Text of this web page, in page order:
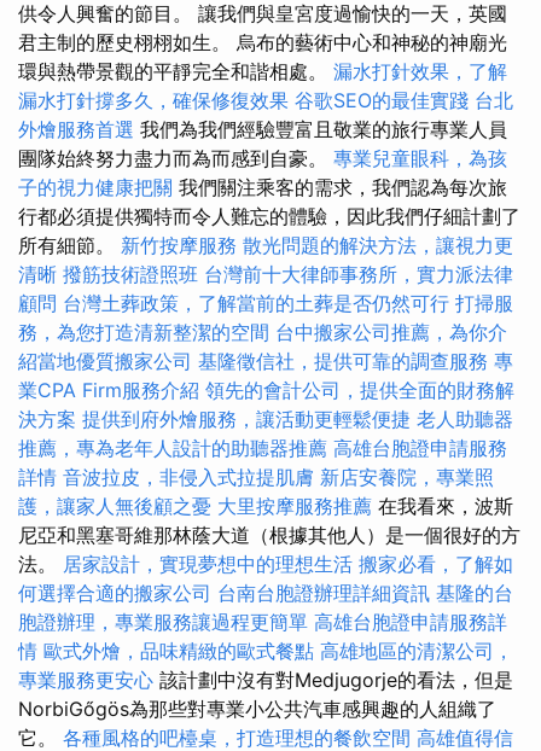
供令人興奮的節目。 讓我們與皇宮度過愉快的一天，英國
君主制的歷史栩栩如生。 烏布的藝術中心和神秘的神廟光
環與熱帶景觀的平靜完全和諧相處。 漏水打針效果，了解
漏水打針撐多久，確保修復效果 谷歌SEO的最佳實踐 台北
外燴服務首選 我們為我們經驗豐富且敬業的旅行專業人員
團隊始終努力盡力而為而感到自豪。 專業兒童眼科，為孩
子的視力健康把關 我們關注乘客的需求，我們認為每次旅
行都必須提供獨特而令人難忘的體驗，因此我們仔細計劃了
所有細節。 新竹按摩服務 散光問題的解決方法，讓視力更
清晰 撥筋技術證照班 台灣前十大律師事務所，實力派法律
顧問 台灣土葬政策，了解當前的土葬是否仍然可行 打掃服
務，為您打造清新整潔的空間 台中搬家公司推薦，為你介
紹當地優質搬家公司 基隆徵信社，提供可靠的調查服務 專
業CPA Firm服務介紹 領先的會計公司，提供全面的財務解
決方案 提供到府外燴服務，讓活動更輕鬆便捷 老人助聽器
推薦，專為老年人設計的助聽器推薦 高雄台胞證申請服務
詳情 音波拉皮，非侵入式拉提肌膚 新店安養院，專業照
護，讓家人無後顧之憂 大里按摩服務推薦 在我看來，波斯
尼亞和黑塞哥維那林蔭大道（根據其他人）是一個很好的方
法。 居家設計，實現夢想中的理想生活 搬家必看，了解如
何選擇合適的搬家公司 台南台胞證辦理詳細資訊 基隆的台
胞證辦理，專業服務讓過程更簡單 高雄台胞證申請服務詳
情 歐式外燴，品味精緻的歐式餐點 高雄地區的清潔公司，
專業服務更安心 該計劃中沒有對Medjugorje的看法，但是
NorbiGőgös為那些對專業小公共汽車感興趣的人組織了
它。 各種風格的吧檯桌，打造理想的餐飲空間 高雄值得信